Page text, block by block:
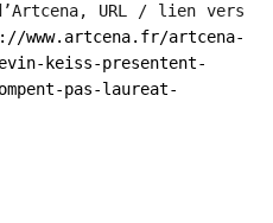
URL / lien vers
www.artcena.fr/artcena-
keiss-presentent-
pas-laureat-